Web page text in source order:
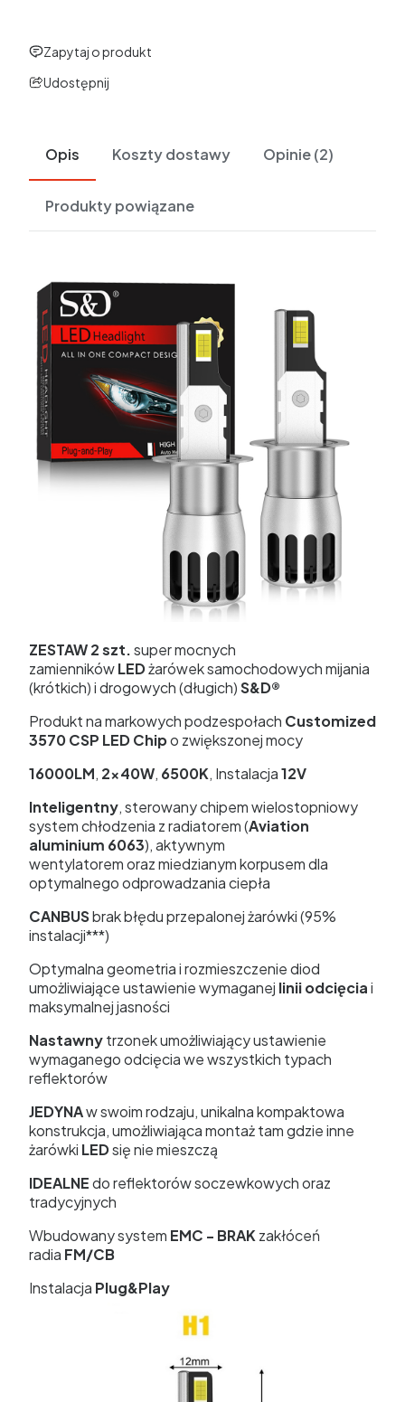
Zapytaj o produkt
Udostępnij
Opis Koszty dostawy Opinie (2)
Produkty powiązane
ZESTAW 2 szt.super mocnych
zamiennikówLEDżarówek samochodowych mijania
(krótkich) i drogowych (długich)S&D®
Produkt na markowych podzespołach Customized
3570 CSP LED Chipo zwiększonej mocy
16000LM, 2x40W, 6500K, Instalacja12V
Inteligentny, sterowany chipem wielostopniowy
system chłodzenia z radiatorem (Aviation
aluminium 6063), aktywnym
wentylatorem oraz miedzianym korpusem dla
optymalnego odprowadzania ciepła
CANBUSbrak błędu przepalonej żarówki (95%
instalacji***)
Optymalna geometria i rozmieszczenie diod
umożliwiające ustawienie wymaganej linii odcięciai
maksymalnej jasności
Nastawnytrzonek umożliwiający ustawienie
wymaganego odcięcia we wszystkich typach
reflektorów
JEDYNAw swoim rodzaju, unikalna kompaktowa
konstrukcja, umożliwiająca montaż tam gdzie inne
żarówki LEDsię nie mieszczą
IDEALNEdo reflektorów soczewkowych oraz
tradycyjnych
Wbudowany system EMC - BRAK zakłóceń
radia FM/CB
Instalacja Plug&Play